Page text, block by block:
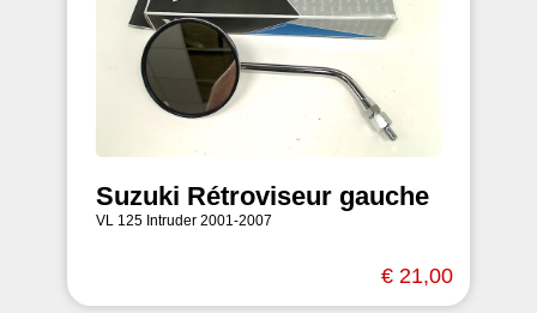
Suzuki Rétroviseur gauche
VL 125 Intruder 2001-2007
€ 21,00